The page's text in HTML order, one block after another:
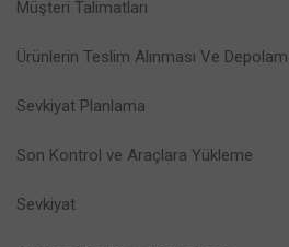
Müşteri Talimatları
Ürünlerin Teslim Alınması Ve
Sevkiyat Planlama
Son Kontrol ve Araçlara Yükleme
Sevkiyat